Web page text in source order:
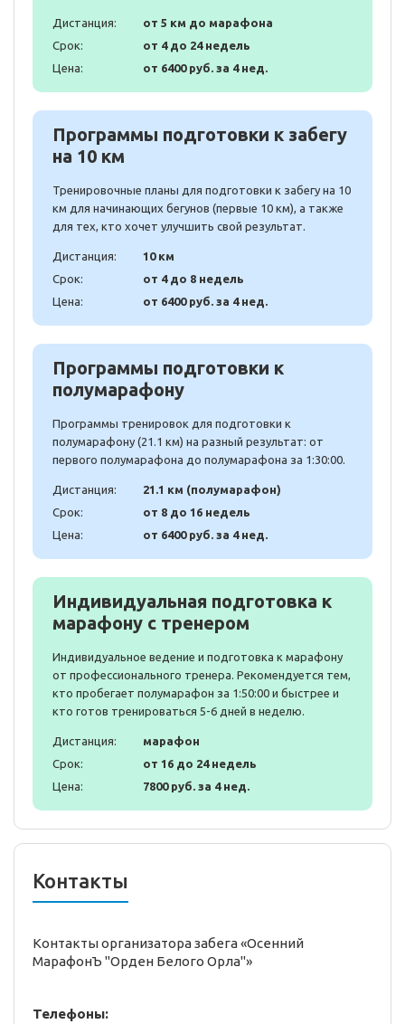
Дистанция:
от 5 км до марафона
Срок:
от 4 до 24 недель
Цена:
от 6400 руб. за 4 нед.
Программы подготовки к забегу
на 10 км
Тренировочные планы для подготовки к забегу на 10
км для начинающих бегунов (первые 10 км), а также
для тех, кто хочет улучшить свой результат.
Дистанция:
10 км
Срок:
от 4 до 8 недель
Цена:
от 6400 руб. за 4 нед.
Программы подготовки к
полумарафону
Программы тренировок для подготовки к
полумарафону (21.1 км) на разный результат: от
первого полумарафона до полумарафона за 1:30:00.
Дистанция:
21.1 км (полумарафон)
Срок:
от 8 до 16 недель
Цена:
от 6400 руб. за 4 нед.
Индивидуальная подготовка к
марафону с тренером
Индивидуальное ведение и подготовка к марафону
от профессионального тренера. Рекомендуется тем,
кто пробегает полумарафон за 1:50:00 и быстрее и
кто готов тренироваться 5-6 дней в неделю.
Дистанция:
марафон
Срок:
от 16 до 24 недель
Цена:
7800 руб. за 4 нед.
Контакты
Контакты организатора забега «Осенний
МарафонЪ "Орден Белого Орла"»
Телефоны: